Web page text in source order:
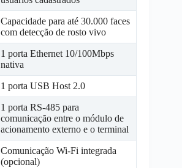
Capacidade para até 30.000 faces
com detecção de rosto vivo
1 porta Ethernet 10/100Mbps
nativa
1 porta USB Host 2.0
1 porta RS-485 para
comunicação entre o módulo de
acionamento externo e o terminal
Comunicação Wi-Fi integrada
(opcional)